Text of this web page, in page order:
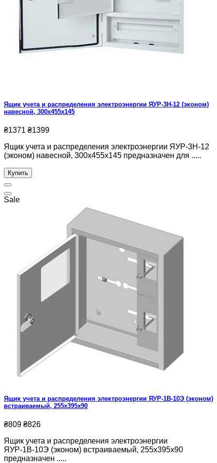
Ящик учета и распределения электроэнергии ЯУР-3Н-12 (эконом)
навесной, 300x455x145
₴1371 ₴1399
Ящик учета и распределения электроэнергии ЯУР-3Н-12
(эконом) навесной, 300x455x145 предназначен для .....
Купить
Sale
Ящик учета и распределения электроэнергии ЯУР-1В-10Э (эконом)
встраиваемый, 255x395x90
₴809 ₴826
Ящик учета и распределения электроэнергии
ЯУР-1В-10Э (эконом) встраиваемый, 255x395x90
предназначен .....